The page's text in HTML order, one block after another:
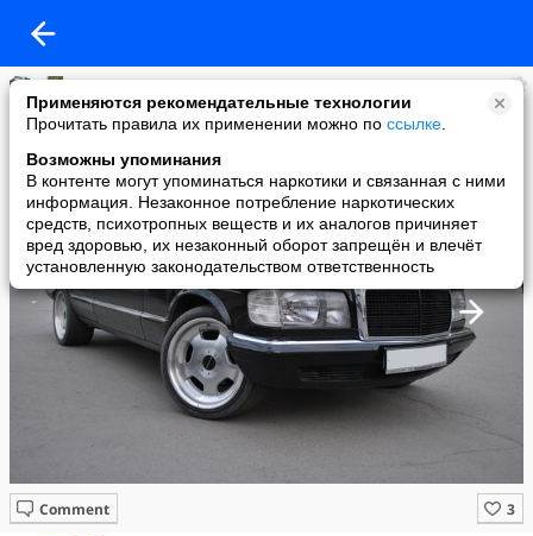
Применяются рекомендательные технологии
Прочитать правила их применении можно по ссылке
Возможны упоминания
В контенте могут упоминаться наркотики и связанная с ними
информация. Незаконное потребление наркотических
средств, психотропных веществ и их аналогов причиняет
вред здоровью, их незаконный оборот запрещён и влечёт
установленную законодательством ответственность
Серик Омаров
added a photo
27 Jun в 15:07
Comment